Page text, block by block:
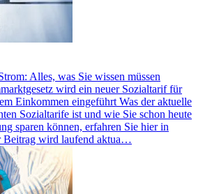
Alles, was Sie wissen müssen
wird ein neuer Sozialtarif für
Einkommen eingeführt Was der aktuelle
Sozialtarife ist und wie Sie schon heute
sparen können, erfahren Sie hier in
Beitrag wird laufend aktua…